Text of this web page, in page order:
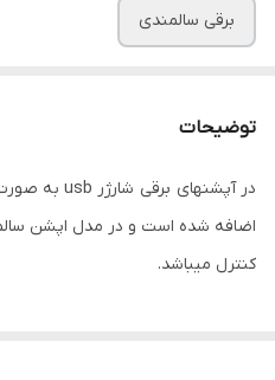
برقی سالمندی
توضیحات
اضافه شده است و در مدل اپشن
کنترل میباشد.